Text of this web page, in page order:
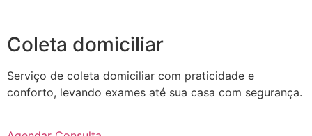
Coleta domiciliar
Serviço de coleta domiciliar com praticidade e
conforto, levando exames até sua casa com segurança.